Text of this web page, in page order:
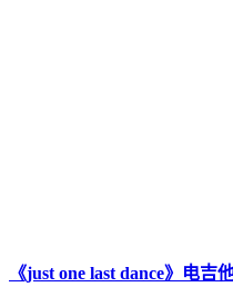
《just one last dance》电吉